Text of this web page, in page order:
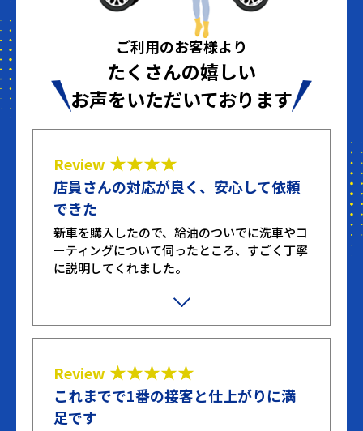
ご利用のお客様より
たくさんの嬉しい
お声をいただいております
Review ★★★★
店員さんの対応が良く、安心して依頼
できた
新車を購入したので、給油のついでに洗車やコ
ーティングについて伺ったところ、すごく丁寧
に説明してくれました。
が、嫌な顔せず笑顔で対応してくれたのが印象
的でした。ここまで丁寧に対応してくれたとこ
ろは初めてです。
Review ★★★★★
これまでで1番の接客と仕上がりに満
足です